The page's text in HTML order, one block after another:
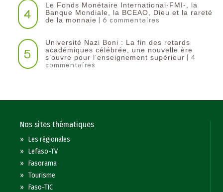
4
Le Fonds Monétaire International-FMI-, la
Banque Mondiale, la BCEAO, Dieu et la rareté
de la monnaie | 6 commentaires
5
Université Nazi Boni : La fin des retards
académiques célébrée, une nouvelle ère
s’ouvre pour l’enseignement supérieur | 4
commentaires
Nos sites thématiques
»Les régionales
»Lefaso-TV
»Fasorama
»Tourisme
»Faso-TIC